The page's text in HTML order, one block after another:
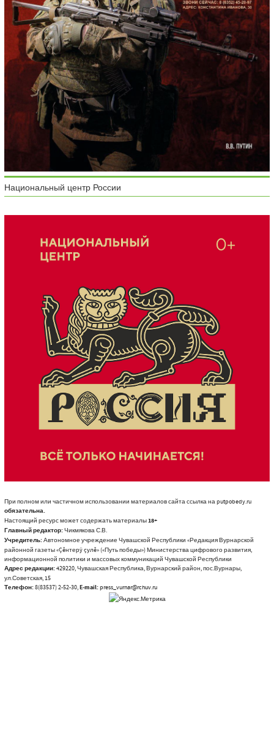
Национальный центр России
При полном или частичном использовании материалов сайта ссылка на putpobedy.ru
обязательна.
Настоящий ресурс может содержать материалы18+
Главный редактор:Чикмякова С.В.
Учредитель:Автономное учреждение Чувашской Республики «Редакция Вурнарской
районной газеты «Çĕнтерÿ çулĕ» («Путь победы») Министерства цифрового развития,
информационной политики и массовых коммуникаций Чувашской Республики
Адрес редакции:429220, Чувашская Республика, Вурнарский район, пос.Вурнары,
ул.Советская, 15
Телефон:8(83537) 2-52-30,E-mail:press_vurnar@rchuv.ru